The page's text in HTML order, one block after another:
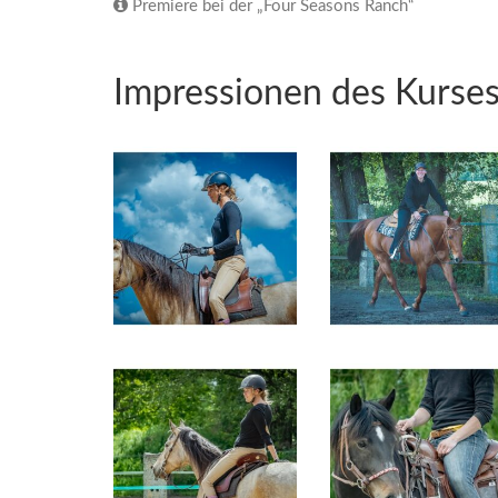
Premiere bei der „Four Seasons Ranch“
Impressionen des